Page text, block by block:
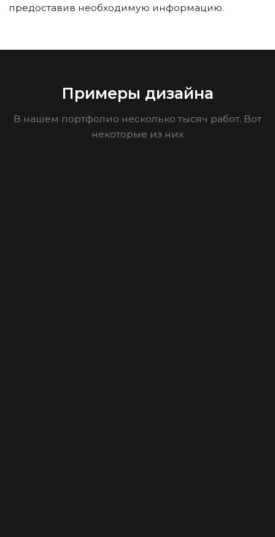
предоставив необходимую информацию.
Примеры дизайна
В нашем портфолио несколько тысяч работ. Вот
некоторые из них